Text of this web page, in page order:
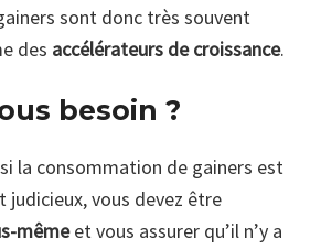
sont donc très souvent
des accélérateurs de croissance.
besoin ?
la consommation de gainers est
judicieux, vous devez être
mêmeet vous assurer qu’il n’y a